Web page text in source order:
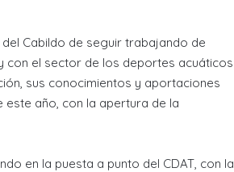
Cabildo de seguir trabajando de
con el sector de los deportes acuáticos
sus conocimientos y aportaciones
año, con la apertura de la
en la puesta a punto del CDAT, con la